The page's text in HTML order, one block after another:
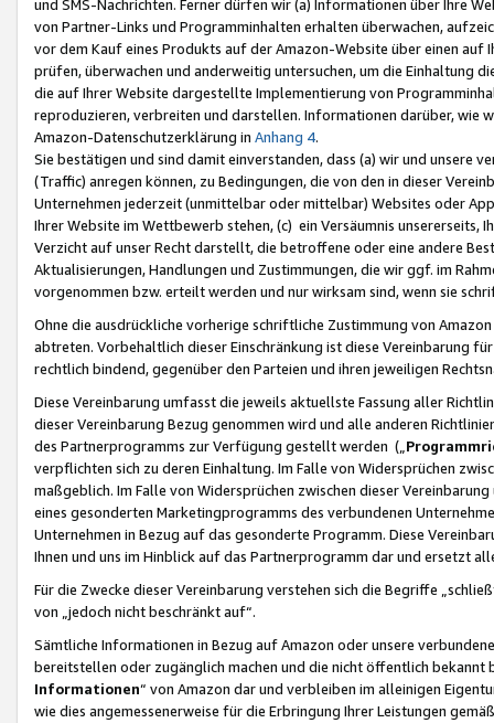
und SMS-Nachrichten. Ferner dürfen wir (a) Informationen über Ihre
von Partner-Links und Programminhalten erhalten überwachen,
vor dem Kauf eines Produkts auf der Amazon-Website über einen
prüfen, überwachen und anderweitig untersuchen, um die Einhaltung
die auf Ihrer Website dargestellte Implementierung von
reproduzieren, verbreiten und darstellen. Informationen darüber, wie
Amazon-Datenschutzerklärung in Anhang 4.
Sie bestätigen und sind damit einverstanden, dass (a) wir und
(Traffic) anregen können, zu Bedingungen, die von den in dieser
Unternehmen jederzeit (unmittelbar oder mittelbar) Websites oder
Ihrer Website im Wettbewerb stehen, (c) ein Versäumnis unsererseits,
Verzicht auf unser Recht darstellt, die betroffene oder eine andere
Aktualisierungen, Handlungen und Zustimmungen, die wir ggf. im
vorgenommen bzw. erteilt werden und nur wirksam sind, wenn sie
Ohne die ausdrückliche vorherige schriftliche Zustimmung von
abtreten. Vorbehaltlich dieser Einschränkung ist diese Vereinbarung
rechtlich bindend, gegenüber den Parteien und ihren jeweiligen
Diese Vereinbarung umfasst die jeweils aktuellste Fassung aller
dieser Vereinbarung Bezug genommen wird und alle anderen
des Partnerprogramms zur Verfügung gestellt werden („
verpflichten sich zu deren Einhaltung. Im Falle von Widersprüchen
maßgeblich. Im Falle von Widersprüchen zwischen dieser
eines gesonderten Marketingprogramms des verbundenen
Unternehmen in Bezug auf das gesonderte Programm. Diese
Ihnen und uns im Hinblick auf das Partnerprogramm dar und ersetzt
Für die Zwecke dieser Vereinbarung verstehen sich die Begriffe
von „jedoch nicht beschränkt auf“.
Sämtliche Informationen in Bezug auf Amazon oder unsere
bereitstellen oder zugänglich machen und die nicht öffentlich
Informationen“ von Amazon dar und verbleiben im alleinigen
wie dies angemessenerweise für die Erbringung Ihrer Leistungen